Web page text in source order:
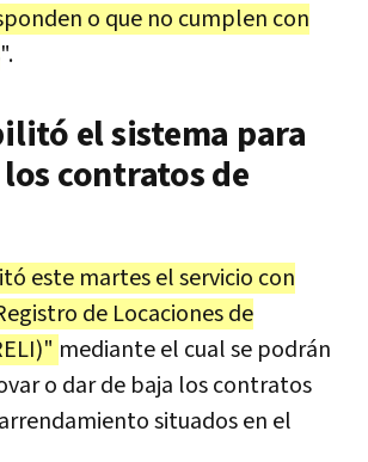
o que no cumplen con
".
el sistema para
contratos de
este martes el servicio con
de Locaciones de
mediante el cual se podrán
o dar de baja los contratos
situados en el